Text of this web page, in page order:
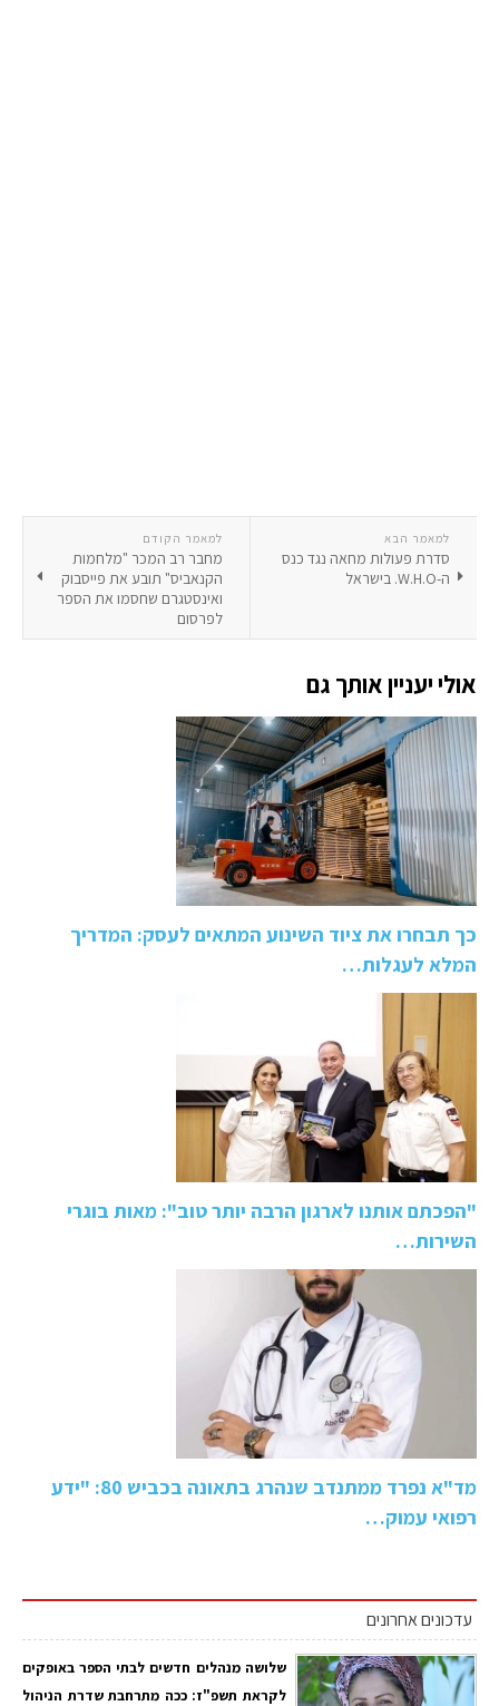
למאמר הקודם
מחבר רב המכר "מלחמות
הקנאביס" תובע את פייסבוק
ואינסטגרם שחסמו את הספר
לפרסום
למאמר הבא
סדרת פעולות מחאה נגד כנס
ה-W.H.O. בישראל
אולי יעניין אותך גם
כך תבחרו את ציוד השינוע המתאים לעסק: המדריך
המלא לעגלות…
"הפכתם אותנו לארגון הרבה יותר טוב": מאות בוגרי
השירות…
מד"א נפרד ממתנדב שנהרג בתאונה בכביש 80: "ידע
רפואי עמוק…
עדכונים אחרונים
שלושה מנהלים חדשים לבתי הספר באופקים
לקראת תשפ"ז: ככה מתרחבת שדרת הניהול